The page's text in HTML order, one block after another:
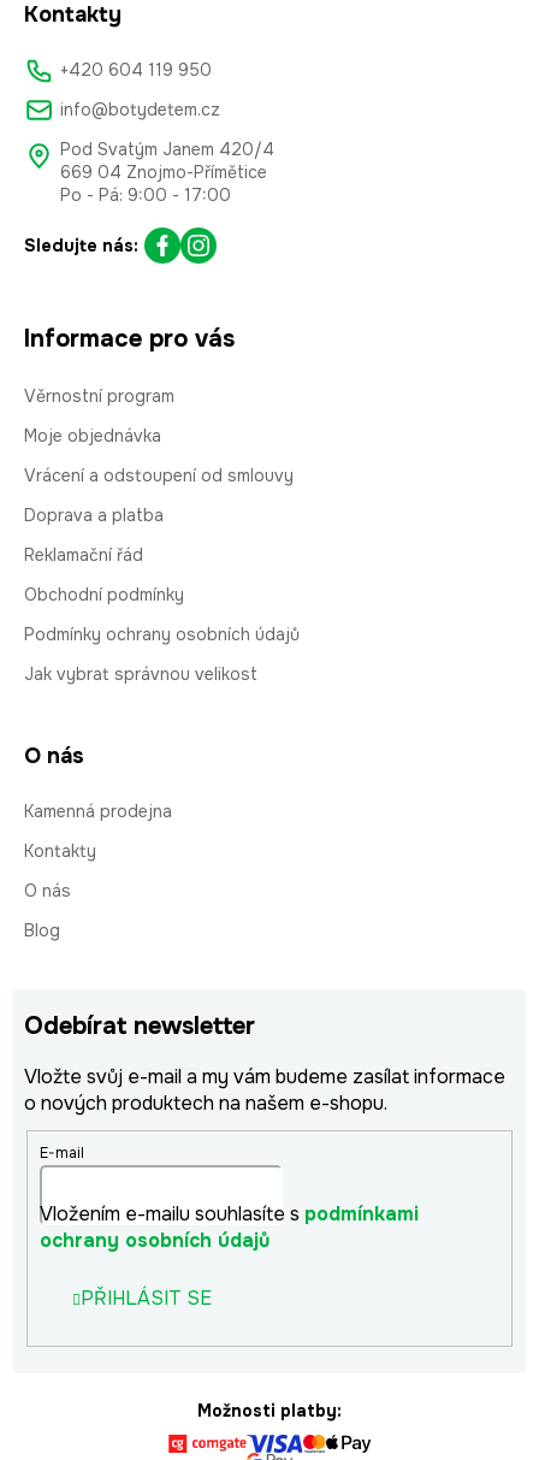
Kontakty
+420 604 119 950
info@botydetem.cz
Pod Svatým Janem 420/4
669 04 Znojmo-Přímětice
Po - Pá: 9:00 - 17:00
Sledujte nás:
Informace pro vás
Věrnostní program
Moje objednávka
Vrácení a odstoupení od smlouvy
Doprava a platba
Reklamační řád
Obchodní podmínky
Podmínky ochrany osobních údajů
Jak vybrat správnou velikost
O nás
Kamenná prodejna
Kontakty
O nás
Blog
Odebírat newsletter
Vložte svůj e-mail a my vám budeme zasílat informace
o nových produktech na našem e-shopu.
E-mail
Vložením e-mailu souhlasíte s podmínkami
ochrany osobních údajů
PŘIHLÁSIT SE
Možnosti platby: